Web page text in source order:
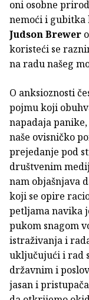
oni osobne
nemoći i
Judson Brewer
koristeći se
na radu našeg
O anksioznosti
pojmu koji
napadaja
naše ovisničko
prejedanje pod
društvenim
nam objašnjava
koji se opire
petljama navika
pukom snagom
istraživanja i
uključujući i rad
državnim i
jasan i